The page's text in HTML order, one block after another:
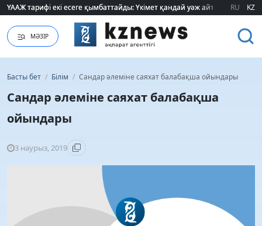
ҮААЖ тарифі екі есеге қымбаттайды: Үкімет қандай уәж айтады?
ҮААЖ тарифі екі есеге қымбаттайды: Үкімет қандай уәж айтады? RU KZ
МӘЗІР
Басты бет / Білім / Сандар әлеміне саяхат балабақша ойындары
Сандар әлеміне саяхат балабақша
ойындары
3 наурыз, 2019